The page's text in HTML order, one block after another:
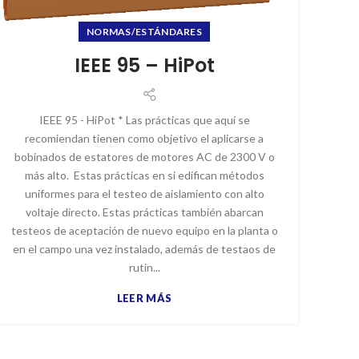
NORMAS/ESTÁNDARES
IEEE 95 – HiPot
IEEE 95 - HiPot * Las prácticas que aquí se
recomiendan tienen como objetivo el aplicarse a
bobinados de estatores de motores AC de 2300 V o
más alto. Estas prácticas en si edifican métodos
uniformes para el testeo de aislamiento con alto
voltaje directo. Estas prácticas también abarcan
testeos de aceptación de nuevo equipo en la planta o
en el campo una vez instalado, además de testaos de
rutin...
LEER MÁS